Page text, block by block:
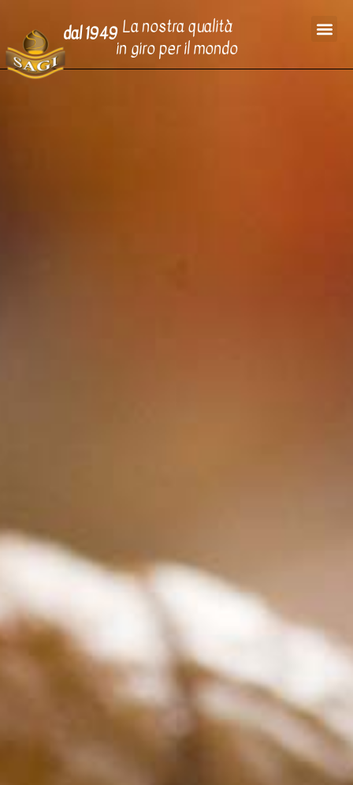
dal 1949 La nostra qualità
in giro per il mondo